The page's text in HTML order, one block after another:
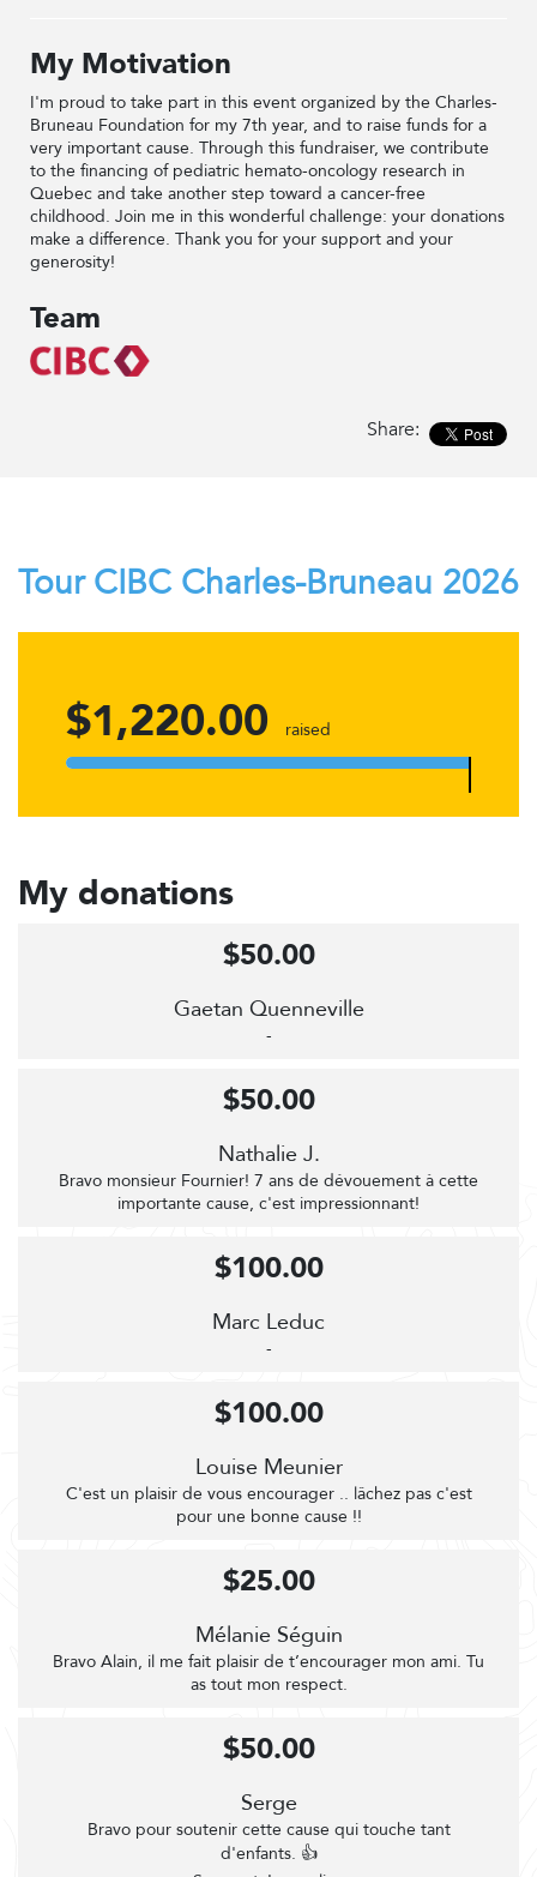
My Motivation
I'm proud to take part in this event organized by the Charles-
Bruneau Foundation for my 7th year, and to raise funds for a
very important cause. Through this fundraiser, we contribute
to the financing of pediatric hemato-oncology research in
Quebec and take another step toward a cancer-free
childhood. Join me in this wonderful challenge: your donations
make a difference. Thank you for your support and your
generosity!
Team
Share:
Tour CIBC Charles-Bruneau 2026
$1,220.00 raised
My donations
Gaetan Quenneville
-
$50.00
Nathalie J.
Bravo monsieur Fournier! 7 ans de dévouement à cette
importante cause, c'est impressionnant!
$50.00
Marc Leduc
-
$100.00
Louise Meunier
C'est un plaisir de vous encourager .. lâchez pas c'est
pour une bonne cause !!
$100.00
Mélanie Séguin
Bravo Alain, il me fait plaisir de t’encourager mon ami. Tu
as tout mon respect.
$25.00
Serge
Bravo pour soutenir cette cause qui touche tant
d'enfants. 👍
$50.00